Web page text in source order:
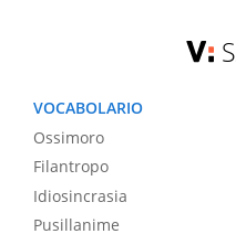
VOCABOLARIO
Ossimoro
Filantropo
Idiosincrasia
Pusillanime